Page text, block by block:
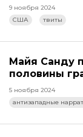
9 ноября 2024
США
твиты
Майя Санду
половины
5 ноября 2024
антизападные